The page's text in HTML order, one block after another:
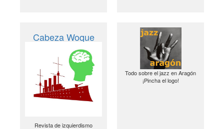
Cabeza Woque
Revista de izquierdismo
Todo sobre el jazz en Aragón
¡Pincha el logo!